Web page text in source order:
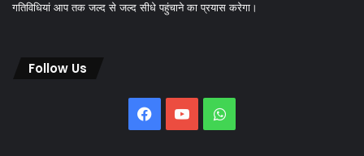
गतिविधियां आप तक जल्द से जल्द सीधे पहुंचाने का प्रयास करेगा।
Follow Us
FacebookYouTubeWhatsApp